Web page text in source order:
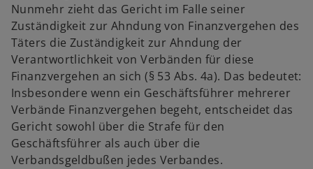
Nunmehr zieht das Gericht im Falle seiner
Zuständigkeit zur Ahndung von Finanzvergehen des
Täters die Zuständigkeit zur Ahndung der
Verantwortlichkeit von Verbänden für diese
Finanzvergehen an sich (§ 53 Abs. 4a). Das bedeutet:
Insbesondere wenn ein Geschäftsführer mehrerer
Verbände Finanzvergehen begeht, entscheidet das
Gericht sowohl über die Strafe für den
Geschäftsführer als auch über die
Verbandsgeldbußen jedes Verbandes.